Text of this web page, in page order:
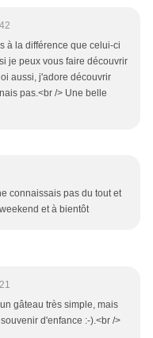
à la différence que celui-ci
je peux vous faire découvrir
aussi, j'adore découvrir
pas.<br /> Une belle
connaissais pas du tout et
et à bientôt
gâteau très simple, mais
d'enfance :-).<br />